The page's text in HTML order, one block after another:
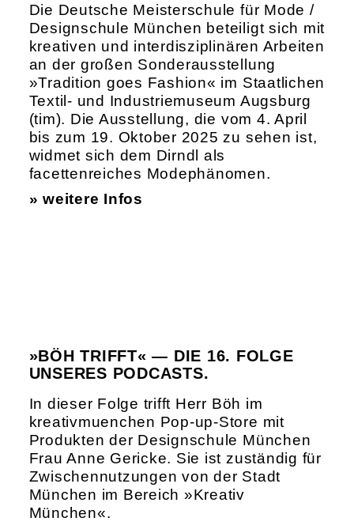
Die Deutsche Meisterschule für Mode /
Designschule München beteiligt sich mit
kreativen und interdisziplinären Arbeiten
an der großen Sonderausstellung
»Tradition goes Fashion« im Staatlichen
Textil- und Industriemuseum Augsburg
(tim). Die Ausstellung, die vom 4. April
bis zum 19. Oktober 2025 zu sehen ist,
widmet sich dem Dirndl als
facettenreiches Modephänomen.
» weitere Infos
»BÖH TRIFFT« — DIE 16. FOLGE
UNSERES PODCASTS.
In dieser Folge trifft Herr Böh im
kreativmuenchen Pop-up-Store mit
Produkten der Designschule München
Frau Anne Gericke. Sie ist zuständig für
Zwischennutzungen von der Stadt
München im Bereich »Kreativ
München«.